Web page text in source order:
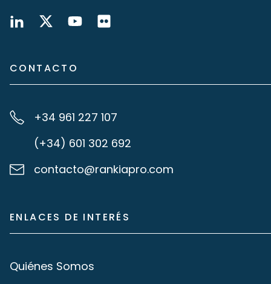
CONTACTO
+34 961 227 107
(+34) 601 302 692
contacto@rankiapro.com
ENLACES DE INTERÉS
Quiénes Somos